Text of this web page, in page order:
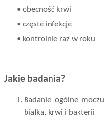
• obecność krwi
• częste infekcje
• kontrolnie raz w roku
Jakie badania?
Badanie ogólne
białka, krwi i bakterii